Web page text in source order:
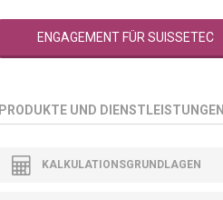
ENGAGEMENT FÜR SUISSETEC
PRODUKTE UND DIENSTLEISTUNGEN
KALKULATIONSGRUNDLAGEN